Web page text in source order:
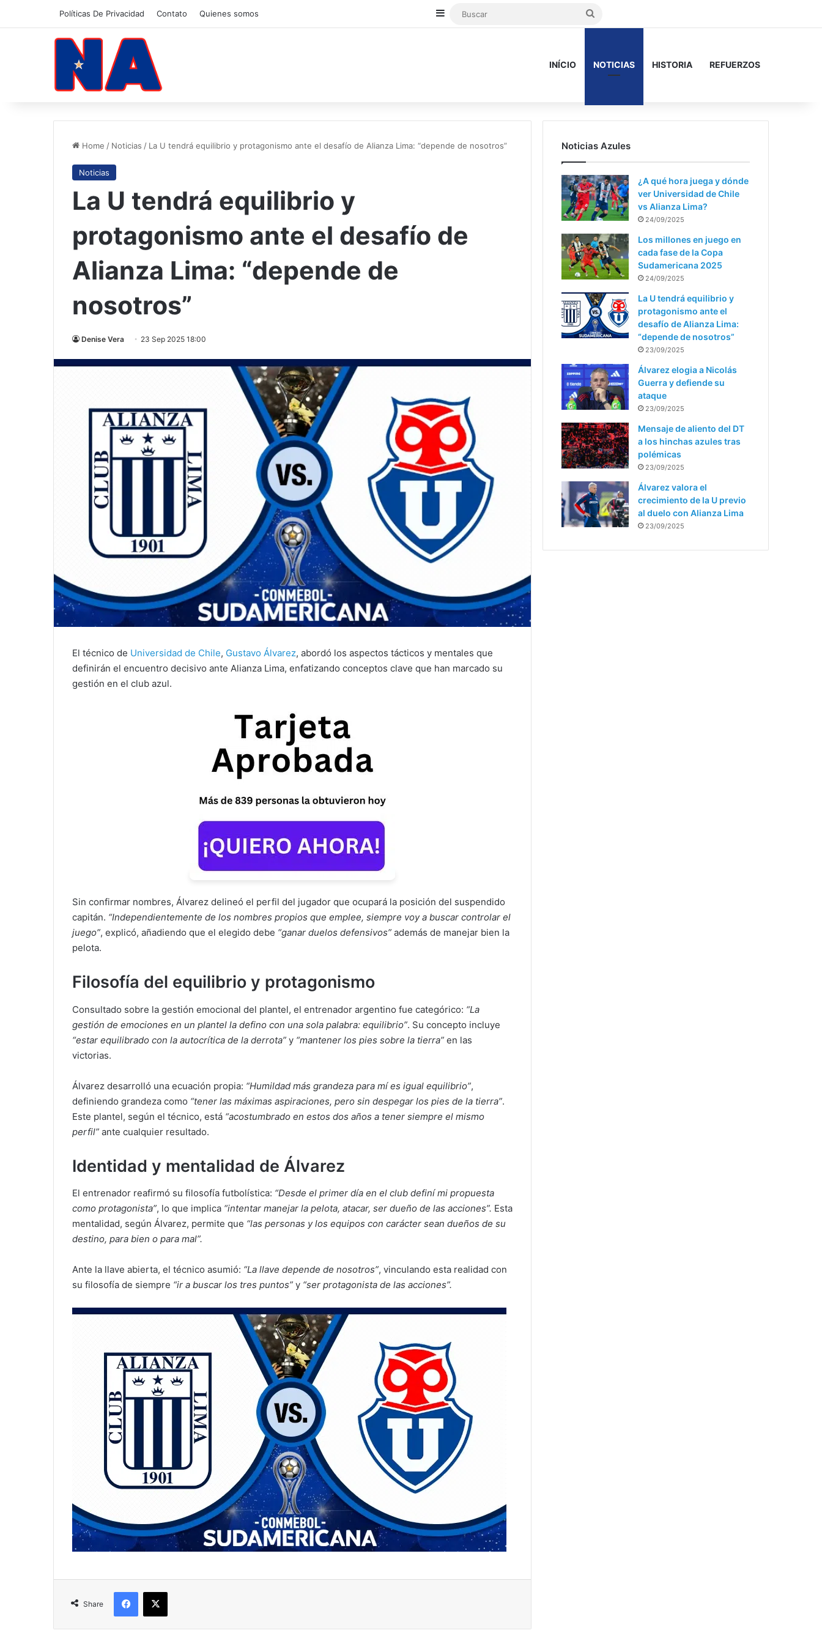
Políticas De Privacidad Contato Quienes somos Sidebar
INÍCIO NOTICIAS HISTORIA REFUERZOS
Home / Noticias / La U tendrá equilibrio y protagonismo ante el desafío de Alianza Lima: “depende de nosotros”
Noticias
La U tendrá equilibrio y
protagonismo ante el desafío de
Alianza Lima: “depende de
nosotros”
Denise Vera 23 Sep 2025 18:00
El técnico de Universidad de Chile, Gustavo Álvarez, abordó los aspectos tácticos y mentales que
definirán el encuentro decisivo ante Alianza Lima, enfatizando conceptos clave que han marcado su
gestión en el club azul.
Sin confirmar nombres, Álvarez delineó el perfil del jugador que ocupará la posición del suspendido
capitán. “Independientemente de los nombres propios que emplee, siempre voy a buscar controlar el
juego”, explicó, añadiendo que el elegido debe “ganar duelos defensivos” además de manejar bien la
pelota.
Filosofía del equilibrio y protagonismo
Consultado sobre la gestión emocional del plantel, el entrenador argentino fue categórico: “La
gestión de emociones en un plantel la defino con una sola palabra: equilibrio”. Su concepto incluye
“estar equilibrado con la autocrítica de la derrota” y “mantener los pies sobre la tierra” en las
victorias.
Álvarez desarrolló una ecuación propia: “Humildad más grandeza para mí es igual equilibrio”,
definiendo grandeza como “tener las máximas aspiraciones, pero sin despegar los pies de la tierra”.
Este plantel, según el técnico, está “acostumbrado en estos dos años a tener siempre el mismo
perfil” ante cualquier resultado.
Identidad y mentalidad de Álvarez
El entrenador reafirmó su filosofía futbolística: “Desde el primer día en el club definí mi propuesta
como protagonista”, lo que implica “intentar manejar la pelota, atacar, ser dueño de las acciones”. Esta
mentalidad, según Álvarez, permite que “las personas y los equipos con carácter sean dueños de su
destino, para bien o para mal”.
Ante la llave abierta, el técnico asumió: “La llave depende de nosotros”, vinculando esta realidad con
su filosofía de siempre “ir a buscar los tres puntos” y “ser protagonista de las acciones”.
Share
Facebook
X
Noticias Azules
¿A qué hora juega y dónde
ver Universidad de Chile
vs Alianza Lima?
24/09/2025
Los millones en juego en
cada fase de la Copa
Sudamericana 2025
24/09/2025
La U tendrá equilibrio y
protagonismo ante el
desafío de Alianza Lima:
“depende de nosotros”
23/09/2025
Álvarez elogia a Nicolás
Guerra y defiende su
ataque
23/09/2025
Mensaje de aliento del DT
a los hinchas azules tras
polémicas
23/09/2025
Álvarez valora el
crecimiento de la U previo
al duelo con Alianza Lima
23/09/2025